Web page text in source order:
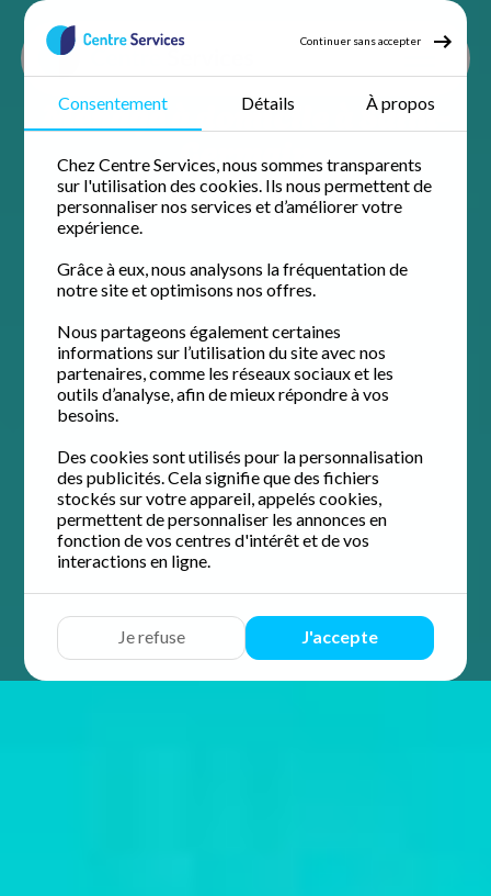
Continuer sans accepter
Consentement Détails À propos
Chez Centre Services, nous sommes transparents
sur l'utilisation des cookies. Ils nous permettent de
personnaliser nos services et d’améliorer votre
expérience.
Grâce à eux, nous analysons la fréquentation de
notre site et optimisons nos offres.
Nous partageons également certaines
informations sur l’utilisation du site avec nos
partenaires, comme les réseaux sociaux et les
outils d’analyse, afin de mieux répondre à vos
besoins.
Des cookies sont utilisés pour la personnalisation
des publicités. Cela signifie que des fichiers
stockés sur votre appareil, appelés cookies,
permettent de personnaliser les annonces en
fonction de vos centres d'intérêt et de vos
interactions en ligne.
Je refuse J'accepte
Ménage à domicile à Saint-
Germain